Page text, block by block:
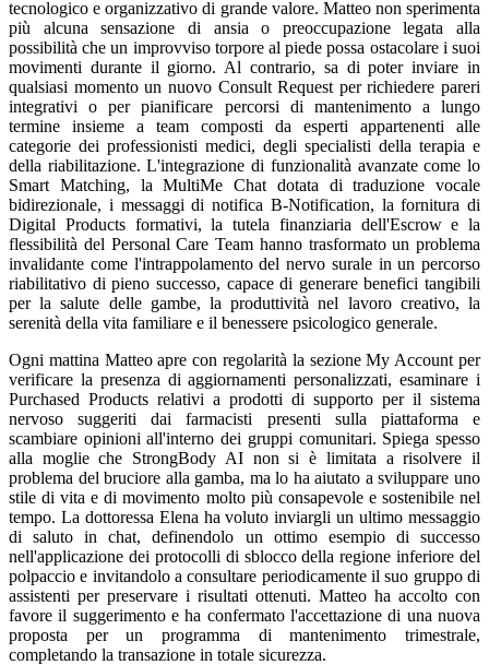
tecnologico e organizzativo di grande valore. Matteo non sperimenta
più alcuna sensazione di ansia o preoccupazione legata alla
possibilità che un improvviso torpore al piede possa ostacolare i suoi
movimenti durante il giorno. Al contrario, sa di poter inviare in
qualsiasi momento un nuovo Consult Request per richiedere pareri
integrativi o per pianificare percorsi di mantenimento a lungo
termine insieme a team composti da esperti appartenenti alle
categorie dei professionisti medici, degli specialisti della terapia e
della riabilitazione. L'integrazione di funzionalità avanzate come lo
Smart Matching, la MultiMe Chat dotata di traduzione vocale
bidirezionale, i messaggi di notifica B-Notification, la fornitura di
Digital Products formativi, la tutela finanziaria dell'Escrow e la
flessibilità del Personal Care Team hanno trasformato un problema
invalidante come l'intrappolamento del nervo surale in un percorso
riabilitativo di pieno successo, capace di generare benefici tangibili
per la salute delle gambe, la produttività nel lavoro creativo, la
serenità della vita familiare e il benessere psicologico generale.
Ogni mattina Matteo apre con regolarità la sezione My Account per
verificare la presenza di aggiornamenti personalizzati, esaminare i
Purchased Products relativi a prodotti di supporto per il sistema
nervoso suggeriti dai farmacisti presenti sulla piattaforma e
scambiare opinioni all'interno dei gruppi comunitari. Spiega spesso
alla moglie che StrongBody AI non si è limitata a risolvere il
problema del bruciore alla gamba, ma lo ha aiutato a sviluppare uno
stile di vita e di movimento molto più consapevole e sostenibile nel
tempo. La dottoressa Elena ha voluto inviargli un ultimo messaggio
di saluto in chat, definendolo un ottimo esempio di successo
nell'applicazione dei protocolli di sblocco della regione inferiore del
polpaccio e invitandolo a consultare periodicamente il suo gruppo di
assistenti per preservare i risultati ottenuti. Matteo ha accolto con
favore il suggerimento e ha confermato l'accettazione di una nuova
proposta per un programma di mantenimento trimestrale,
completando la transazione in totale sicurezza.